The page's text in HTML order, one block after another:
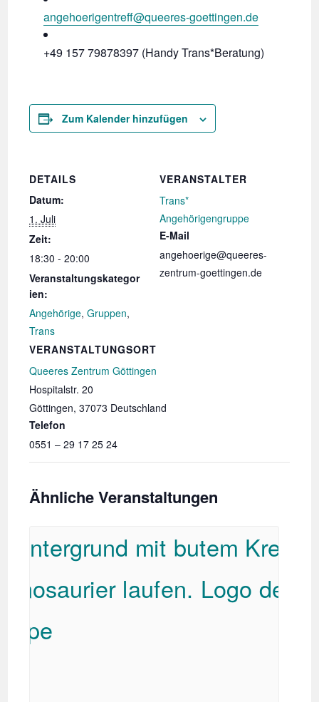
angehoerigentreff@queeres-goettingen.de
+49 157 79878397 (Handy Trans*Beratung)
Zum Kalender hinzufügen
DETAILS
Datum:
1. Juli
Zeit:
18:30 - 20:00
Veranstaltungskategor
ien:
Angehörige,Gruppen,
Trans
VERANSTALTUNGSORT
Queeres Zentrum Göttingen
Hospitalstr. 20
Göttingen, 37073 Deutschland
Telefon
0551 – 29 17 25 24
VERANSTALTER
Trans*
Angehörigengruppe
E-Mail
angehoerige@queeres-
zentrum-goettingen.de
Ähnliche Veranstaltungen